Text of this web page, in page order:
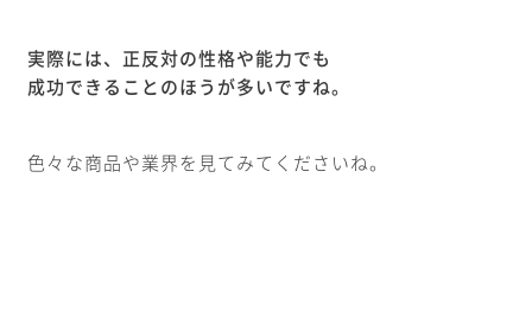
実際には、正反対の性格や能力でも
成功できることのほうが多いですね。
色々な商品や業界を見てみてくださいね。